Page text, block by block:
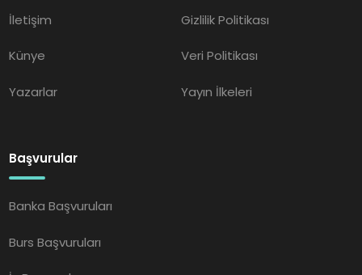
İletişim
Künye
Yazarlar
Gizlilik Politikası
Veri Politikası
Yayın İlkeleri
Başvurular
Banka Başvuruları
Burs Başvuruları